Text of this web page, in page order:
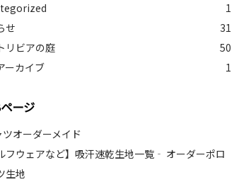
1
せ
31
リビアの庭
50
ーカイブ
1
ージ
オーダーメイド
フウェアなど】吸汗速乾生地一覧‐ オーダーポロ
生地